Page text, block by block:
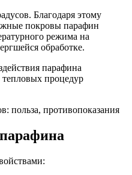
Благодаря этому
покровы парафин
режима на
обработке.
парафина
тепловых процедур